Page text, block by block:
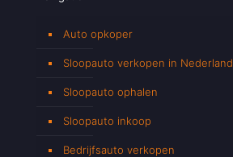
Auto opkoper
Sloopauto verkopen in Nederland
Sloopauto ophalen
Sloopauto inkoop
Bedrijfsauto verkopen